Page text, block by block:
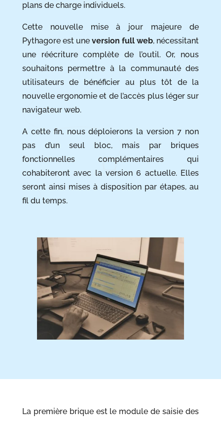
plans de charge individuels.
Cette nouvelle mise à jour majeure de
Pythagore est une version full web, nécessitant
une réécriture complète de l’outil. Or, nous
souhaitons permettre à la communauté des
utilisateurs de bénéficier au plus tôt de la
nouvelle ergonomie et de l’accès plus léger sur
navigateur web.
A cette fin, nous déploierons la version 7 non
pas d’un seul bloc, mais par briques
fonctionnelles complémentaires qui
cohabiteront avec la version 6 actuelle. Elles
seront ainsi mises à disposition par étapes, au
fil du temps.
La première brique est le module de saisie des